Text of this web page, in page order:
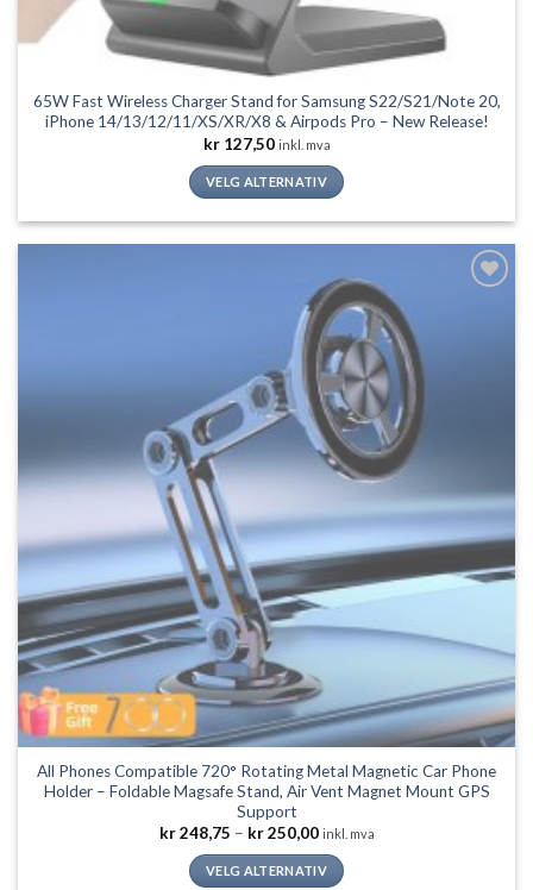
65W Fast Wireless Charger Stand for Samsung S22/S21/Note 20,
iPhone 14/13/12/11/XS/XR/X8 & Airpods Pro – New Release!
kr127,50 inkl. mva
VELG ALTERNATIV
varianter.
Alternativene
kan
velges
på
produktsiden
All Phones Compatible 720° Rotating Metal Magnetic Car Phone
Holder – Foldable Magsafe Stand, Air Vent Magnet Mount GPS
Support
kr248,75 – kr250,00Prisområde:
til
kr 250,00
inkl. mva
VELG ALTERNATIV